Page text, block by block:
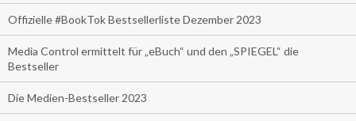
Offizielle #BookTok Bestsellerliste Dezember 2023
Media Control ermittelt für „eBuch“ und den „SPIEGEL“ die
Bestseller
Die Medien-Bestseller 2023